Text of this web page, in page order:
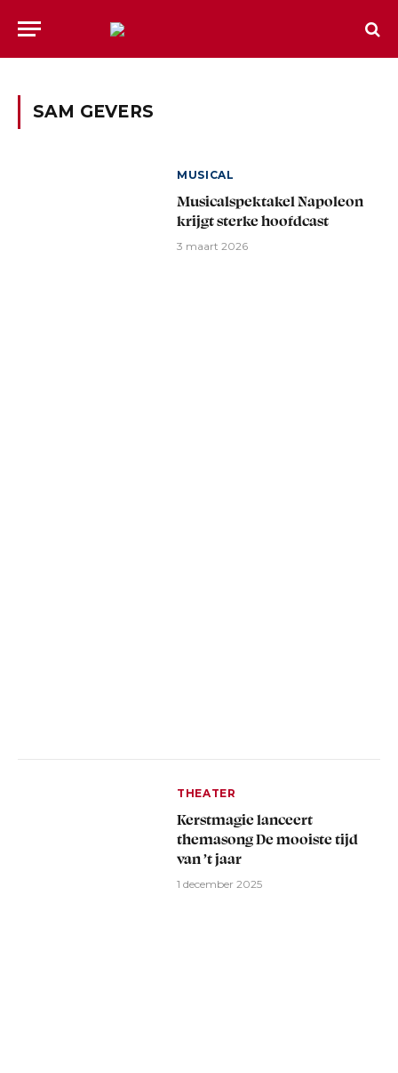
SAM GEVERS
MUSICAL
Musicalspektakel Napoleon
krijgt sterke hoofdcast
3 maart 2026
THEATER
Kerstmagie lanceert
themasong De mooiste tijd
van ’t jaar
1 december 2025